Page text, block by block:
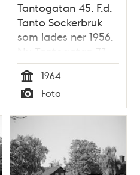
Tantogatan 45. F.d.
Tanto Sockerbruk
som lades ner 1956.
Nu Tantogatan 73,
kv. Kulltorp
Tid
1964
Typ
Foto